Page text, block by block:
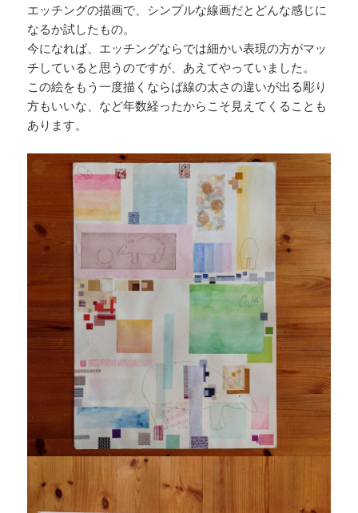
エッチングの描画で、シンプルな線画だとどんな感じに
なるか試したもの。
今になれば、エッチングならでは細かい表現の方がマッ
チしていると思うのですが、あえてやっていました。
この絵をもう一度描くならば線の太さの違いが出る彫り
方もいいな、など年数経ったからこそ見えてくることも
あります。